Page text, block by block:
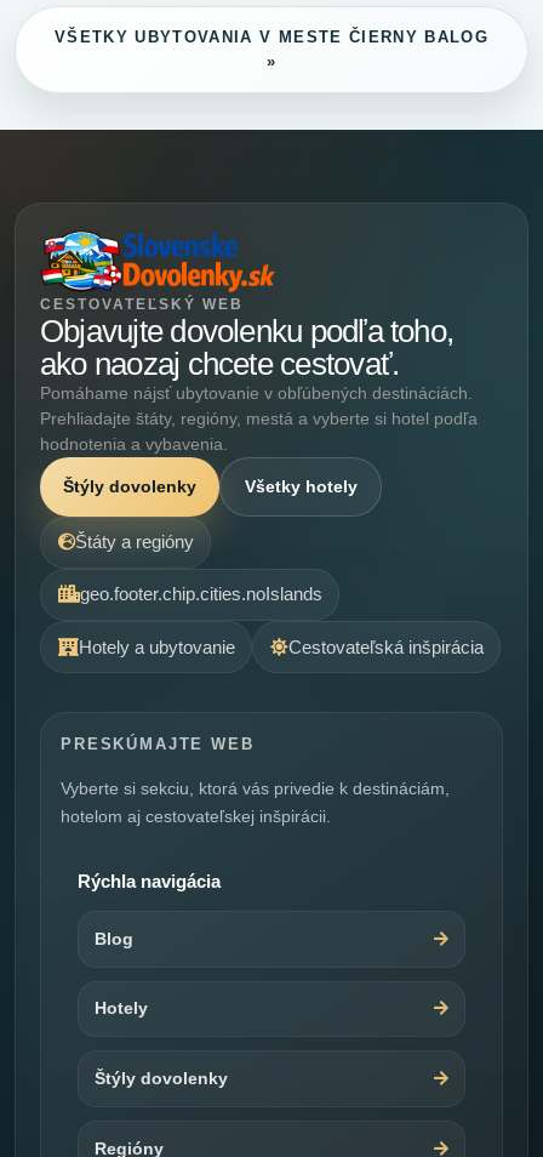
VŠETKY UBYTOVANIA V MESTE ČIERNY BALOG
»
CESTOVATEĽSKÝ WEB
Objavujte dovolenku podľa toho,
ako naozaj chcete cestovať.
Pomáhame nájsť ubytovanie v obľúbených destináciách.
Prehliadajte štáty, regióny, mestá a vyberte si hotel podľa
hodnotenia a vybavenia.
Štýly dovolenky Všetky hotely
Štáty a regióny
geo.footer.chip.cities.noIslands
Hotely a ubytovanie Cestovateľská inšpirácia
PRESKÚMAJTE WEB
Vyberte si sekciu, ktorá vás privedie k destináciám,
hotelom aj cestovateľskej inšpirácii.
Rýchla navigácia
Blog
Hotely
Štýly dovolenky
Regióny